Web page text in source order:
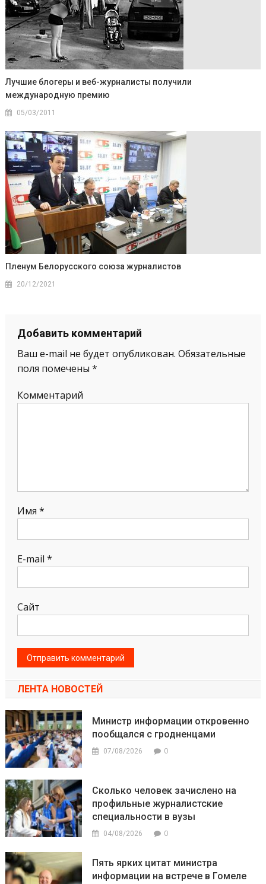
Лучшие блогеры и веб-журналисты получили
международную премию
05/03/2011
Пленум Белорусского союза журналистов
20/12/2021
Добавить комментарий
Ваш e-mail не будет опубликован. Обязательные
поля помечены *
Комментарий
Имя *
E-mail *
Сайт
ЛЕНТА НОВОСТЕЙ
Министр информации откровенно
пообщался с гродненцами
07/08/2026 0
Сколько человек зачислено на
профильные журналистские
специальности в вузы
04/08/2026 0
Пять ярких цитат министра
информации на встрече в Гомеле